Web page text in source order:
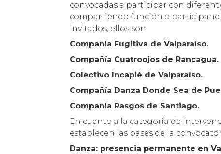
convocadas a participar con
compartiendo función o
invitados, ellos son:
Compañía Fugitiva de Valparaíso.
Compañía Cuatroojos de Rancagua.
Colectivo Incapié de Valparaíso.
Compañía Danza Donde Sea de
Compañía Rasgos de Santiago.
En cuanto a la categoría de
establecen las bases de la
Danza: presencia permanente en